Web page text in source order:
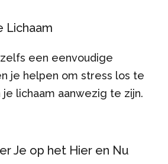
Lichaam
een eenvoudige
je helpen om stress los te
lichaam aanwezig te zijn.
Je op het Hier en Nu